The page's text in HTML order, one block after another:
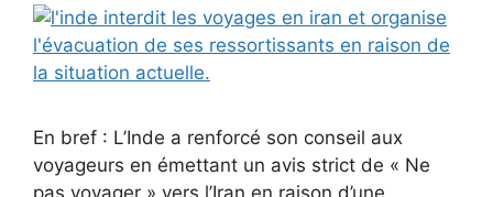
En bref : L’Inde a renforcé son conseil aux
voyageurs en émettant un avis strict de « Ne
pas voyager » vers l’Iran en raison d’une